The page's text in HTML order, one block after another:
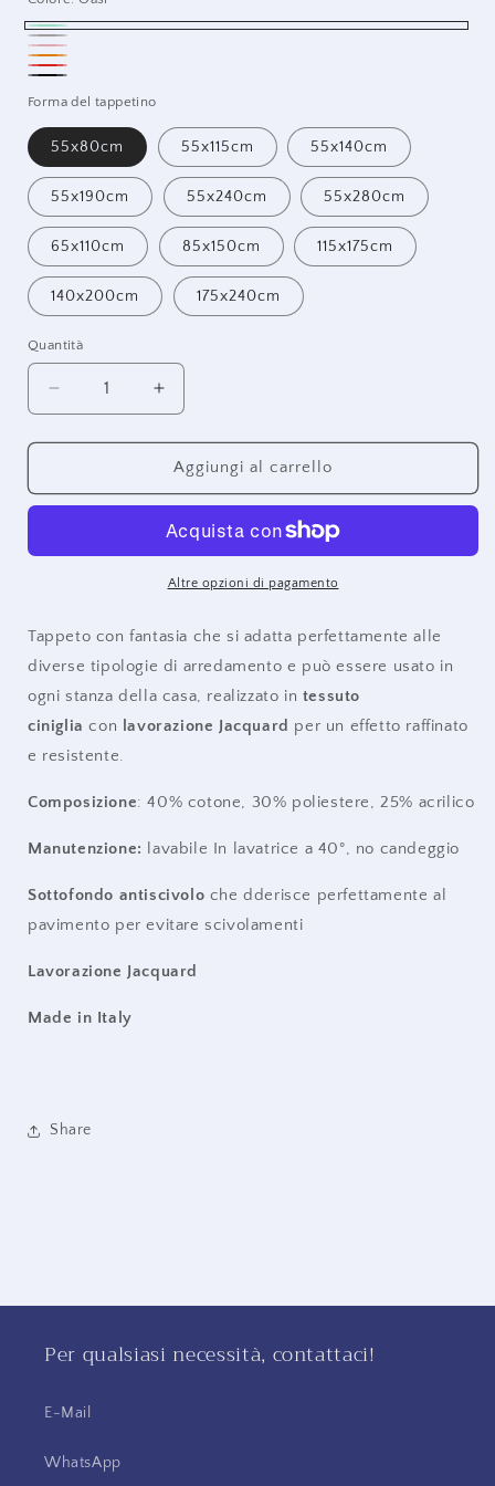
Oasi
Tortora
Rosa
Arancione
Rosso
Forma del tappetino
55x80cm 55x115cm 55x140cm
55x190cm 55x240cm 55x280cm
65x110cm 85x150cm 115x175cm
140x200cm 175x240cm
Quantità
Diminuisci
quantità
per
Aumenta
quantità
per
Avana
Aggiungi al carrello
Altre opzioni di pagamento
Tappeto con fantasia che si adatta perfettamente alle
diverse tipologie di arredamento e può essere usato in
ogni stanza della casa, realizzato in tessuto
ciniglia con lavorazione Jacquard per un effetto raffinato
e resistente.
Composizione: 40% cotone, 30% poliestere, 25% acrilico
Manutenzione: lavabile In lavatrice a 40°, no candeggio
Sottofondo antiscivolo che dderisce perfettamente al
pavimento per evitare scivolamenti
Lavorazione Jacquard
Made in Italy
Share
Per qualsiasi necessità, contattaci!
E-Mail
WhatsApp